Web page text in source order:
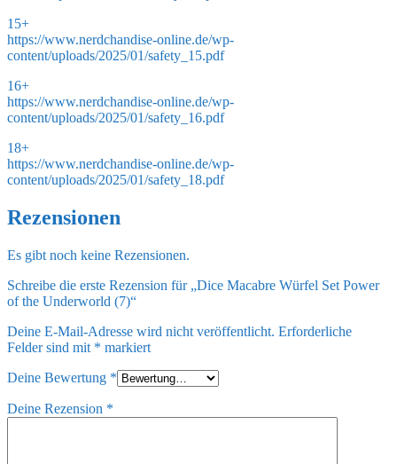
15+
https://www.nerdchandise-online.de/wp-
content/uploads/2025/01/safety_15.pdf
16+
https://www.nerdchandise-online.de/wp-
content/uploads/2025/01/safety_16.pdf
18+
https://www.nerdchandise-online.de/wp-
content/uploads/2025/01/safety_18.pdf
Rezensionen
Es gibt noch keine Rezensionen.
Schreibe die erste Rezension für „Dice Macabre Würfel Set Power
of the Underworld (7)“
Deine E-Mail-Adresse wird nicht veröffentlicht. Erforderliche
Felder sind mit * markiert
Deine Bewertung *
Deine Rezension *